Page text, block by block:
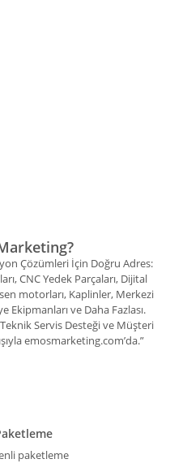
Çözümleri İçin Doğru Adres:
CNC Yedek Parçaları, Dijital
motorları, Kaplinler, Merkezi
Ekipmanları ve Daha Fazlası.
Servis Desteği ve Müşteri
emosmarketing.com’da.”
paketleme